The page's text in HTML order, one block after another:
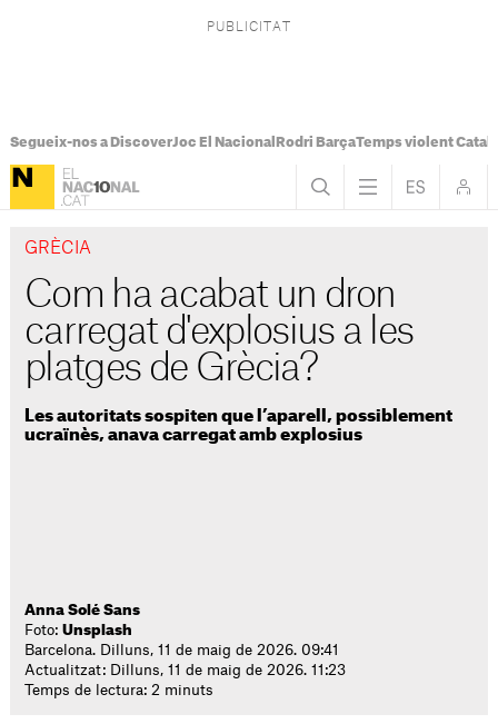
Segueix-nos a DiscoverJoc El Nacional Rodri BarçaTemps violent
GRÈCIA
Com ha acabat un dron
carregat d'explosius a les
platges de Grècia?
Les autoritats sospiten que l’aparell, possiblement
ucraïnès, anava carregat amb explosius
Anna Solé Sans
Foto:Unsplash
Barcelona. Dilluns, 11 de maig de 2026. 09:41
Actualitzat: Dilluns, 11 de maig de 2026. 11:23
Temps de lectura: 2 minuts